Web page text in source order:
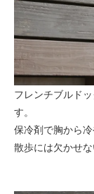
フレンチブルド
す。
保冷剤で胸から
散歩には欠かせな